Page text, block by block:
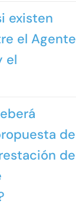
existen
el Agente
el
de
de